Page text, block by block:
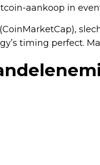
aankoop in
timing perfect.